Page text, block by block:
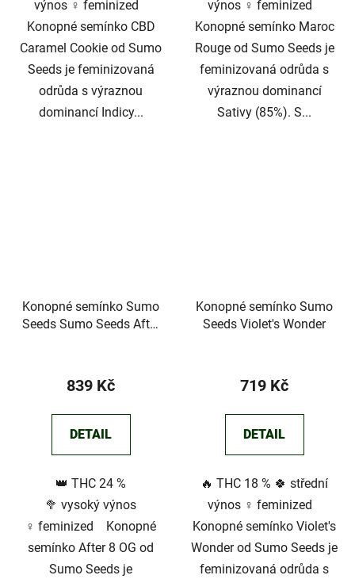
výnos ♀️ feminized
Konopné semínko CBD
Caramel Cookie od Sumo
Seeds je feminizovaná
odrůda s výraznou
dominancí Indicy...
výnos ♀️ feminized
Konopné semínko Maroc
Rouge od Sumo Seeds je
feminizovaná odrůda s
výraznou dominancí
Sativy (85%). S...
Konopné semínko Sumo
Seeds Sumo Seeds After
839 Kč
DETAIL
👑 THC 24 %
🥦 vysoký výnos
♀️ feminized Konopné
semínko After 8 OG od
Sumo Seeds je
Konopné semínko Sumo
Seeds Violet's Wonder
719 Kč
DETAIL
🔥 THC 18 % 🍀 střední
výnos ♀️ feminized
Konopné semínko Violet's
Wonder od Sumo Seeds je
feminizovaná odrůda s